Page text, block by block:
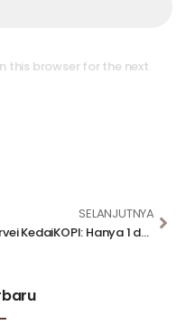
this browser for the next
SELANJUTNYA
Survei KedaiKOPI: Hanya 1 dari 5 Pemudik yang Gunakan Mudikpedia Selama Lebaran 2026